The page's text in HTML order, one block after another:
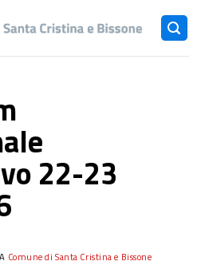
22-23
Comune di Santa Cristina e Bissone